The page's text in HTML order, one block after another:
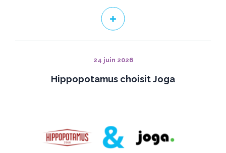
24 juin 2026
Hippopotamus choisit Joga